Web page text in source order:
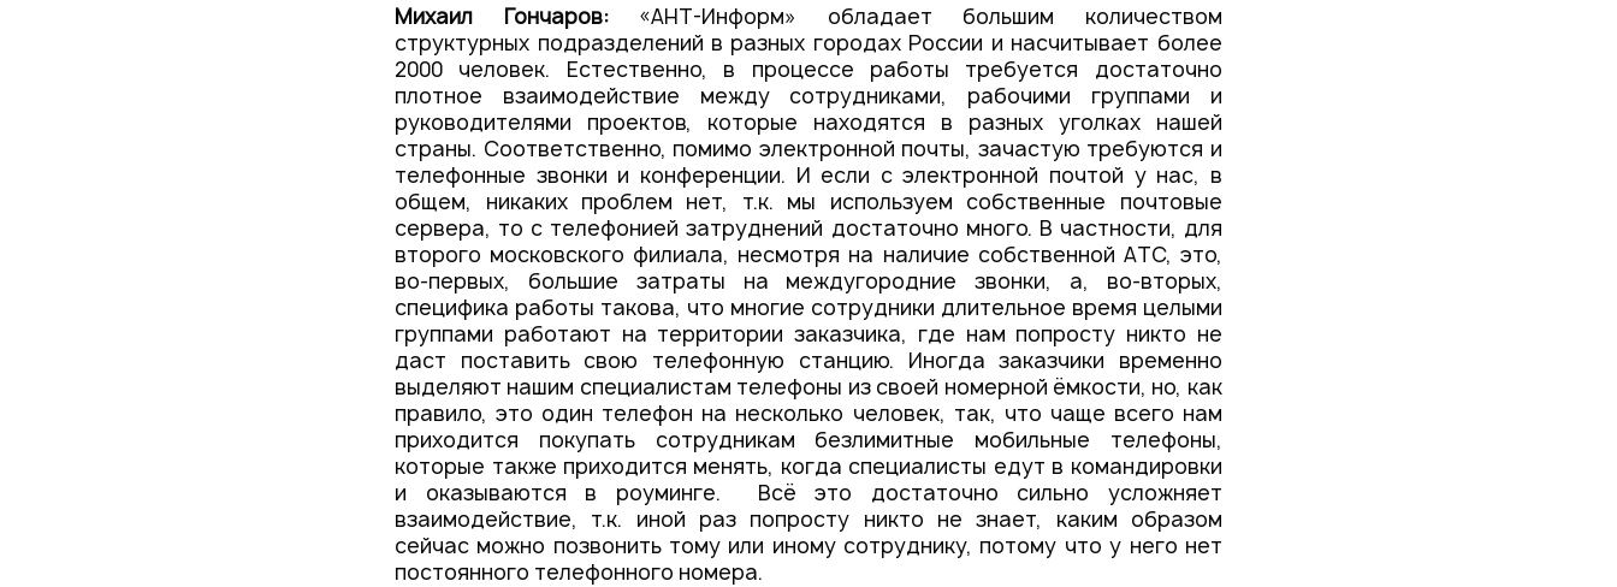
Михаил Гончаров: «АНТ-Информ» обладает большим количеством
структурных подразделений в разных городах России и насчитывает более
2000 человек. Естественно, в процессе работы требуется достаточно
плотное взаимодействие между сотрудниками, рабочими группами и
руководителями проектов, которые находятся в разных уголках нашей
страны. Соответственно, помимо электронной почты, зачастую требуются и
телефонные звонки и конференции. И если с электронной почтой у нас, в
общем, никаких проблем нет, т.к. мы используем собственные почтовые
сервера, то с телефонией затруднений достаточно много. В частности, для
второго московского филиала, несмотря на наличие собственной АТС, это,
во-первых, большие затраты на междугородние звонки, а, во-вторых,
специфика работы такова, что многие сотрудники длительное время целыми
группами работают на территории заказчика, где нам попросту никто не
даст поставить свою телефонную станцию. Иногда заказчики временно
выделяют нашим специалистам телефоны из своей номерной ёмкости, но, как
правило, это один телефон на несколько человек, так, что чаще всего нам
приходится покупать сотрудникам безлимитные мобильные телефоны,
которые также приходится менять, когда специалисты едут в командировки
и оказываются в роуминге. Всё это достаточно сильно усложняет
взаимодействие, т.к. иной раз попросту никто не знает, каким образом
сейчас можно позвонить тому или иному сотруднику, потому что у него нет
постоянного телефонного номера.